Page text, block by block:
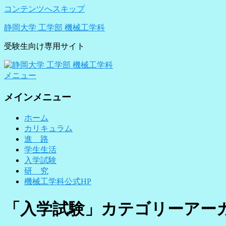
コンテンツへスキップ
静岡大学 工学部 機械工学科
受験生向け専用サイト
メニュー
メインメニュー
ホーム
カリキュラム
進 路
学生生活
入学試験
研 究
機械工学科公式HP
「 入学試験」カテゴリーアー